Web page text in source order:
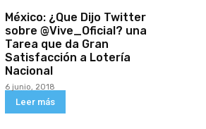
México: ¿Que Dijo Twitter
sobre @Vive_Oficial? una
Tarea que da Gran
Satisfacción a Lotería
Nacional
6 junio, 2018
Leer más